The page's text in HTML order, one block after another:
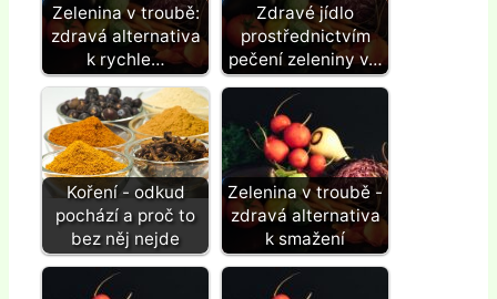
Zelenina v troubě:
zdravá alternativa
k rychle…
Zdravé jídlo
prostřednictvím
pečení zeleniny v…
Koření - odkud
pochází a proč to
bez něj nejde
Zelenina v troubě -
zdravá alternativa
k smažení